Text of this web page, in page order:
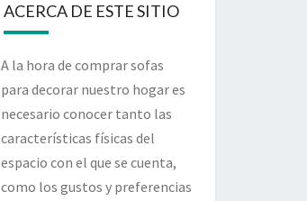
ACERCA DE ESTE SITIO
A la hora de comprar sofas
para decorar nuestro hogar es
necesario conocer tanto las
características físicas del
espacio con el que se cuenta,
como los gustos y preferencias